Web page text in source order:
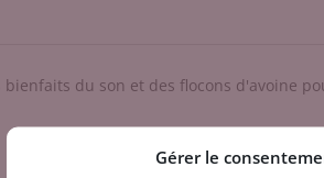
Gérer le
du son et des flocons d'avoine